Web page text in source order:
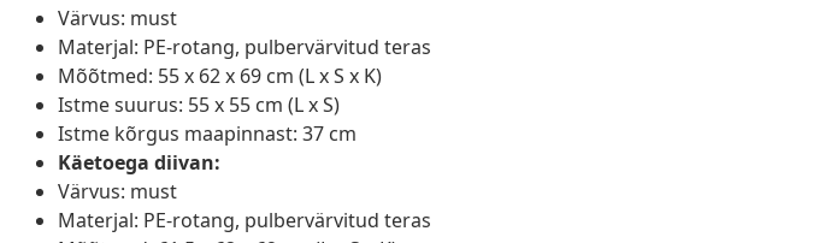
Värvus: must
Materjal: PE-rotang, pulbervärvitud teras
Mõõtmed: 55 x 62 x 69 cm (L x S x K)
Istme suurus: 55 x 55 cm (L x S)
Istme kõrgus maapinnast: 37 cm
Käetoega diivan:
Värvus: must
Materjal: PE-rotang, pulbervärvitud teras